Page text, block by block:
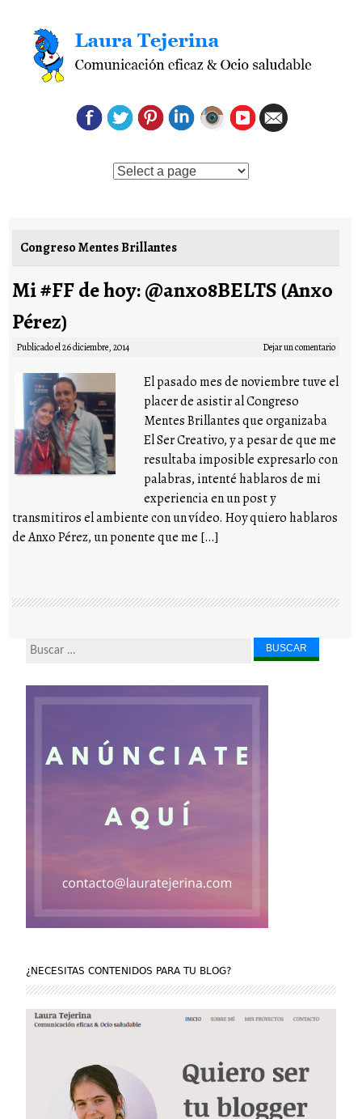
Saltar al contenido
Congreso Mentes Brillantes
Mi #FF de hoy: @anxo8BELTS (Anxo
Pérez)
Publicado el26 diciembre, 2014 Dejar un comentario
El pasado mes de noviembre tuve el
placer de asistir al Congreso
Mentes Brillantes que organizaba
El Ser Creativo, y a pesar de que me
resultaba imposible expresarlo con
palabras, intenté hablaros de mi
experiencia en un post y
transmitiros el ambiente con un vídeo. Hoy quiero hablaros
de Anxo Pérez, un ponente que me […]
Buscar...
¿NECESITAS CONTENIDOS PARA TU BLOG?